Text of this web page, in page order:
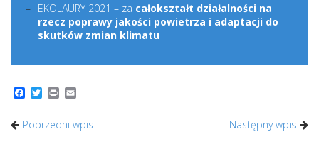
EKOLAURY 2021 – za całokształt działalności na
rzecz poprawy jakości powietrza i adaptacji do
skutków zmian klimatu
Facebook
Twitter
Print
Poprzedni wpis Następny wpis